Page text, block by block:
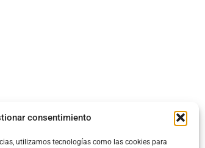
consentimiento
utilizamos tecnologías como las cookies para